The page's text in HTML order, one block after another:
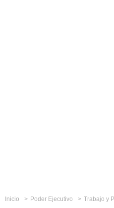
Inicio Poder Ejecutivo Trabajo y